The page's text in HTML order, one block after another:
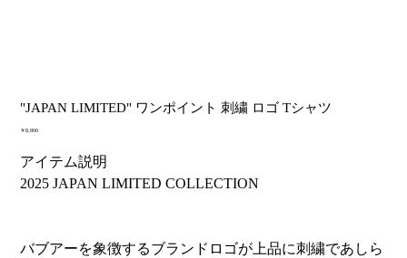
"JAPAN LIMITED" ワンポイント 刺繍 ロゴ Tシャツ
価
￥8,800
アイテム説明
2025 JAPAN LIMITED COLLECTION
バブアーを象徴するブランドロゴが上品に刺繍であしら